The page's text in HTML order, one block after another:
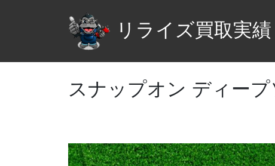
リライズ買取実績
スナップオン ディー